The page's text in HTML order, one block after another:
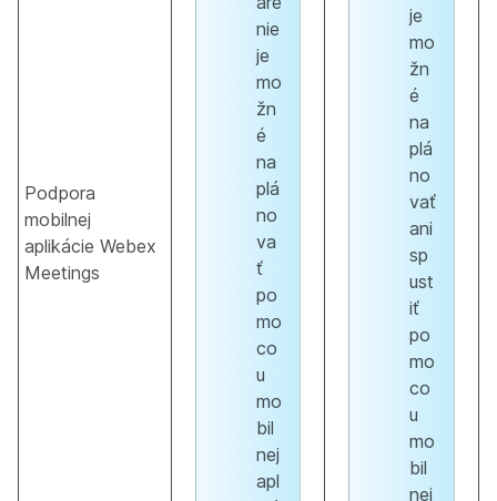
Podpora
mobilnej
aplikácie Webex
Meetings
nie
je
mo
žn
é
na
plá
no
va
ť
po
mo
co
u
mo
bil
nej
apl
je
mo
žn
é
na
plá
no
vať
ani
sp
ust
iť
po
mo
co
u
mo
bil
nej